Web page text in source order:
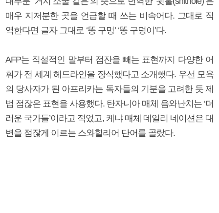
매우 지저분한 곳을 언급할 때 쓰는 비속어다. 그대로 직
역한다면 글자 그대로 ‘똥 구멍’ ‘똥 구덩이’다.
AFP는 직설적인 말부터 점잔을 빼는 표현까지 다양한 어
휘가 전 세계 헤드라인을 장식했다고 소개했다. 우선 모욕
의 당사자가 된 아프리카는 독자들의 기분을 고려한 듯 제
법 점잖은 표현을 사용했다. 탄자니아 매체 음와난치는 ‘더
러운 국가들’이라고 적었고, 케냐 매체 데일리 네이션은 대
변을 점잖게 이르는 스와힐리어 단어를 골랐다.